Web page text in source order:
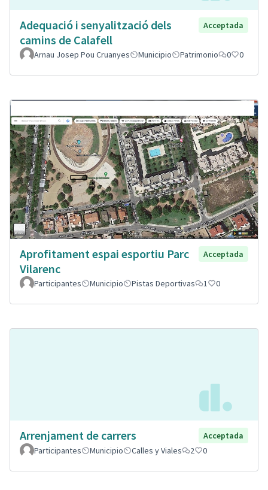
Adequació i senyalització dels
camins de Calafell
Acceptada
Arnau Josep Pou Cruanyes Municipio Patrimonio 0 0
Aprofitament espai esportiu Parc
Vilarenc
Acceptada
Participantes Municipio Pistas Deportivas 1 0
Arrenjament de carrers
Acceptada
Participantes
Municipio Calles y Viales 2 0